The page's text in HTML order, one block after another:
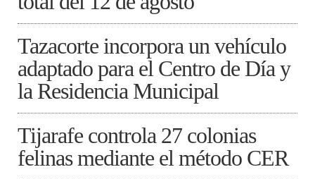
Tazacorte incorpora un vehículo
adaptado para el Centro de Día y
la Residencia Municipal
Tijarafe controla 27 colonias
felinas mediante el método CER